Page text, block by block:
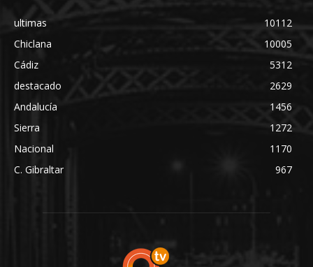
ultimas
10112
Chiclana
10005
Cádiz
5312
destacado
2629
Andalucía
1456
Sierra
1272
Nacional
1170
C. Gibraltar
967